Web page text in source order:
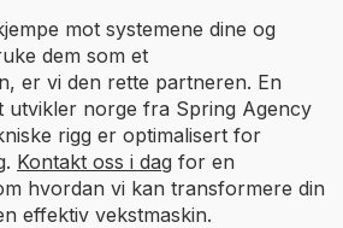
mot systemene dine og
dem som et
er vi den rette partneren. En
utvikler norge fra Spring Agency
rigg er optimalisert for
Kontakt oss i dag for en
hvordan vi kan transformere din
effektiv vekstmaskin.